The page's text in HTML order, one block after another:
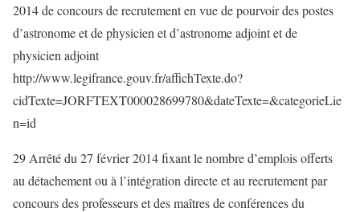
2014 de concours de recrutement en vue de pourvoir des postes
d’astronome et de physicien et d’astronome adjoint et de
physicien adjoint
http://www.legifrance.gouv.fr/affichTexte.do?
cidTexte=JORFTEXT000028699780&dateTexte=&categorieLie
n=id
29 Arrêté du 27 février 2014 fixant le nombre d’emplois offerts
au détachement ou à l’intégration directe et au recrutement par
concours des professeurs et des maîtres de conférences du